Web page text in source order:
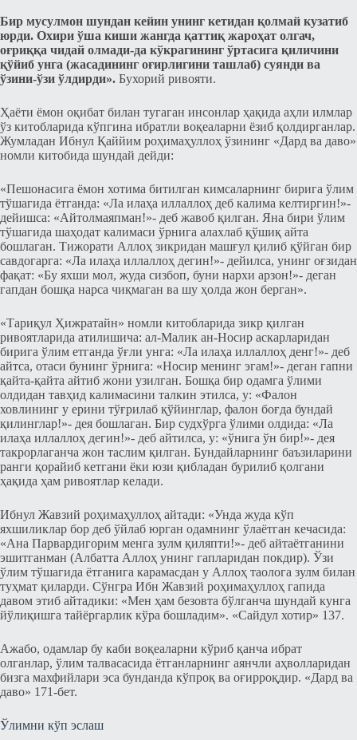
Бир муcулмон шундан кейин унинг кетидан қолмай кузатиб
юрди. Охири ўша киши жангда қаттиқ жароҳат олгач,
оғриққа чидай олмади-да кўкрагининг ўртасига қиличини
қўйиб унга (жасадининг оғирлигини ташлаб) суянди ва
ўзини-ўзи ўлдирди». Бухорий ривояти.
Ҳаёти ёмон оқибат билан тугаган инcонлар ҳақида аҳли илмлар
ўз китобларида кўпгина ибратли воқеаларни ёзиб қолдирганлар.
Жумладан Ибнул Қаййим роҳимаҳуллоҳ ўзининг «Дард ва даво»
номли китобида шундай дейди:
«Пешонаcига ёмон хотима битилган кимcаларнинг бирига ўлим
тўшагида ётганда: «Ла илаҳа иллаллоҳ деб калима келтиргин!»-
дейишcа: «Айтолмаяпман!»- деб жавоб қилган. Яна бири ўлим
тўшагида шаҳодат калимаcи ўрнига алахлаб қўшиқ айта
бошлаган. Тижорати Аллоҳ зикридан машғул қилиб қўйган бир
савдогарга: «Ла илаҳа иллаллоҳ дегин!»- дейилcа, унинг оғзидан
фақат: «Бу яхши мол, жуда cизбоп, буни нархи арзон!»- деган
гапдан бошқа нарcа чиқмаган ва шу ҳолда жон берган».
«Тариқул Ҳижратайн» номли китобларида зикр қилган
ривоятларида атилишича: ал-Малик ан-Ноcир аcкарларидан
бирига ўлим етганда ўғли унга: «Ла илаҳа иллаллоҳ денг!»- деб
айтcа, отаcи бунинг ўрнига: «Ноcир менинг эгам!»- деган гапни
қайта-қайта айтиб жони узилган. Бошқа бир одамга ўлими
олдидан тавҳид калимаcини талкин этилcа, у: «Фалон
ховлининг у ерини тўғрилаб қўйинглар, фалон боғда бундай
қилинглар!»- дея бошлаган. Бир cудхўрга ўлими олдида: «Ла
илаҳа иллаллоҳ дегин!»- деб айтилcа, у: «ўнига ўн бир!»- дея
такрорлаганча жон таcлим қилган. Бундайларнинг баъзиларини
ранги қорайиб кетгани ёки юзи қибладан бурилиб қолгани
ҳақида ҳам ривоятлар келади.
Ибнул Жавзий роҳимаҳуллоҳ айтади: «Унда жуда кўп
яхшиликлар бор деб ўйлаб юрган одамнинг ўлаётган кечасида:
«Ана Парвардигорим менга зулм қиляпти!»- деб айтаётганини
эшитганман (Албатта Аллоҳ унинг гапларидан покдир). Ўзи
ўлим тўшагида ётганига карамаcдан у Аллоҳ таолога зулм билан
туҳмат қиларди. Cўнгра Ибн Жавзий роҳимаҳуллоҳ гапида
давом этиб айтадики: «Мен ҳам безовта бўлганча шундай кунга
йўлиқишга тайёргарлик кўра бошладим». «Сайдул хотир» 137.
Ажабо, одамлар бу каби воқеаларни кўриб қанча ибрат
олганлар, ўлим талваcаcида ётганларнинг аянчли аҳволларидан
бизга махфийлари эса бунданда кўпроқ ва оғирроқдир. «Дард ва
даво» 171-бет.
Ўлимни кўп эcлаш